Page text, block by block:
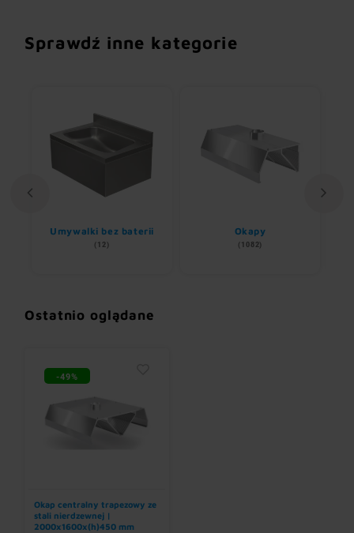
Sprawdź inne kategorie
Umywalki bez baterii
(12)
Okapy
(1082)
Ostatnio oglądane
-49%
Okap centralny trapezowy ze
stali nierdzewnej |
2000x1600x(h)450 mm